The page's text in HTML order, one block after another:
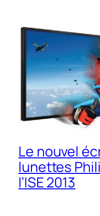
Le nouvel
lunettes
l’ISE 2013